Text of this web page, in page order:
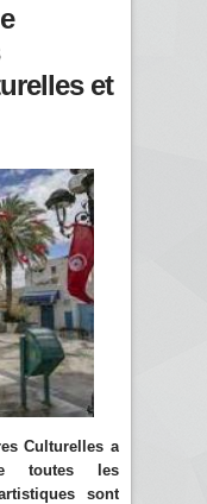
et
Culturelles a
toutes les
sont